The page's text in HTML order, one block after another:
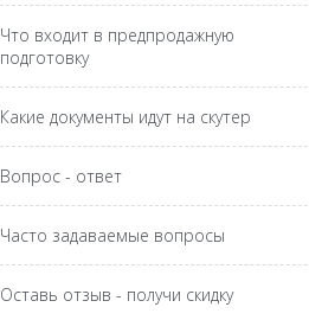
Что входит в предпродажную
подготовку
Какие документы идут на скутер
Вопрос - ответ
Часто задаваемые вопросы
Оставь отзыв - получи скидку